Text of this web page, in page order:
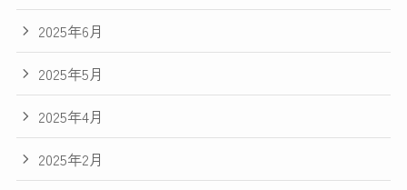
2025年6月
2025年5月
2025年4月
2025年2月